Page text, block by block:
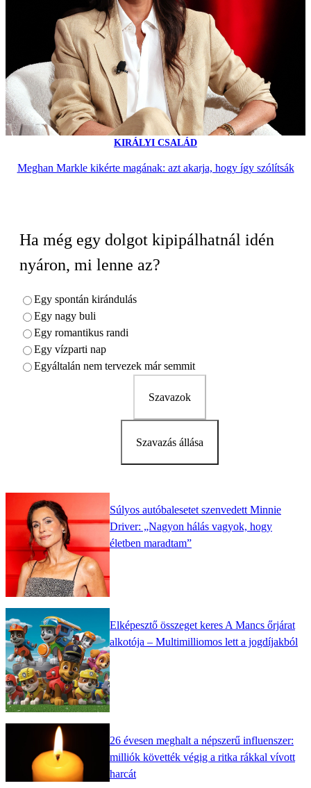
KIRÁLYI CSALÁD
Meghan Markle kikérte magának: azt akarja, hogy így szólítsák
Ha még egy dolgot kipipálhatnál idén
nyáron, mi lenne az?
Egy spontán kirándulás
Egy nagy buli
Egy romantikus randi
Egy vízparti nap
Egyáltalán nem tervezek már semmit
Szavazok
Szavazás állása
Súlyos autóbalesetet szenvedett Minnie
Driver: „Nagyon hálás vagyok, hogy
életben maradtam”
Elképesztő összeget keres A Mancs őrjárat
alkotója – Multimilliomos lett a jogdíjakból
26 évesen meghalt a népszerű influenszer:
milliók követték végig a ritka rákkal vívott
harcát